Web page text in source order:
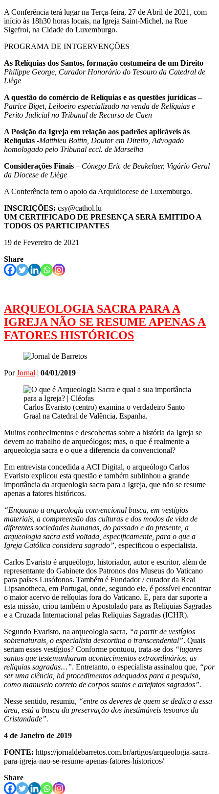
A Conferência terá lugar na Terça-feira, 27 de Abril de 2021, com
início às 18h30 horas locais, na Igreja Saint-Michel, na Rue
Sigefroi, na Cidade do Luxemburgo.
PROGRAMA DE INTGERVENÇÕES
As Relíquias dos Santos, formação costumeira de um Direito –
Philippe George, Curador Honorário do Tesouro da Catedral de
Liège
A questão do comércio de Relíquias e as questões jurídicas –
Patrice Biget, Leiloeiro especializado na venda de Relíquias e
Perito Judicial no Tribunal de Recurso de Caen
A Posição da Igreja em relação aos padrões aplicáveis ​​às
Relíquias -Matthieu Bottin, Doutor em Direito, Advogado
homologado pelo Tribunal eccl. de Marselha
Considerações Finais – Cónego Eric de Beukelaer, Vigário Geral
da Diocese de Liège
A Conferência tem o apoio da Arquidiocese de Luxemburgo.
INSCRIÇÕES: csy@cathol.lu
UM CERTIFICADO DE PRESENÇA SERÁ EMITIDO A
TODOS OS PARTICIPANTES
19 de Fevereiro de 2021
Share
ARQUEOLOGIA SACRA PARA A
IGREJA NÃO SE RESUME APENAS A
FATORES HISTÓRICOS
PorJornal | 04/01/2019
Carlos Evaristo (centro) examina o verdadeiro Santo
Graal na Catedral de Valência, Espanha.
Muitos conhecimentos e descobertas sobre a história da Igreja se
devem ao trabalho de arqueólogos; mas, o que é realmente a
arqueologia sacra e o que a diferencia da convencional?
Em entrevista concedida a ACI Digital, o arqueólogo Carlos
Evaristo explicou esta questão e também sublinhou a grande
importância da arqueologia sacra para a Igreja, que não se resume
apenas a fatores históricos.
“Enquanto a arqueologia convencional busca, em vestígios
materiais, a compreensão das culturas e dos modos de vida de
diferentes sociedades humanas, do passado e do presente, a
arqueologia sacra está voltada, especificamente, para o que a
Igreja Católica considera sagrado”, especificou o especialista.
Carlos Evaristo é arqueólogo, historiador, autor e escritor, além de
representante do Gabinete dos Patronos dos Museus do Vaticano
para países Lusófonos. Também é Fundador / curador da Real
Lipsanotheca, em Portugal, onde, segundo ele, é possível encontrar
o maior acervo de relíquias fora do Vaticano. E, para dar suporte a
esta missão, criou também o Apostolado para as Relíquias Sagradas
e a Cruzada Internacional pelas Relíquias Sagradas (ICHR).
Segundo Evaristo, na arqueologia sacra, “a partir de vestígios
sobrenaturais, o especialista descortina o transcendental”. Quais
seriam esses vestígios? Conforme pontuou, trata-se dos “lugares
santos que testemunharam acontecimentos extraordinários, as
relíquias sagradas…”. Entretanto, o especialista assinalou que, “por
ser uma ciência, há procedimentos adequados para a pesquisa,
como manuseio correto de corpos santos e artefatos sagrados”.
Nesse sentido, resumiu, “entre os deveres de quem se dedica a essa
área, está a busca da preservação dos inestimáveis tesouros da
Cristandade”.
4 de Janeiro de 2019
FONTE: https://jornaldebarretos.com.br/artigos/arqueologia-sacra-
para-igreja-nao-se-resume-apenas-fatores-historicos/
Share